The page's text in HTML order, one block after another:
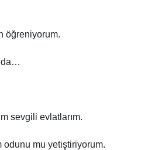
öğreniyorum.
sevgili evlatlarım.
odunu mu yetiştiriyorum.